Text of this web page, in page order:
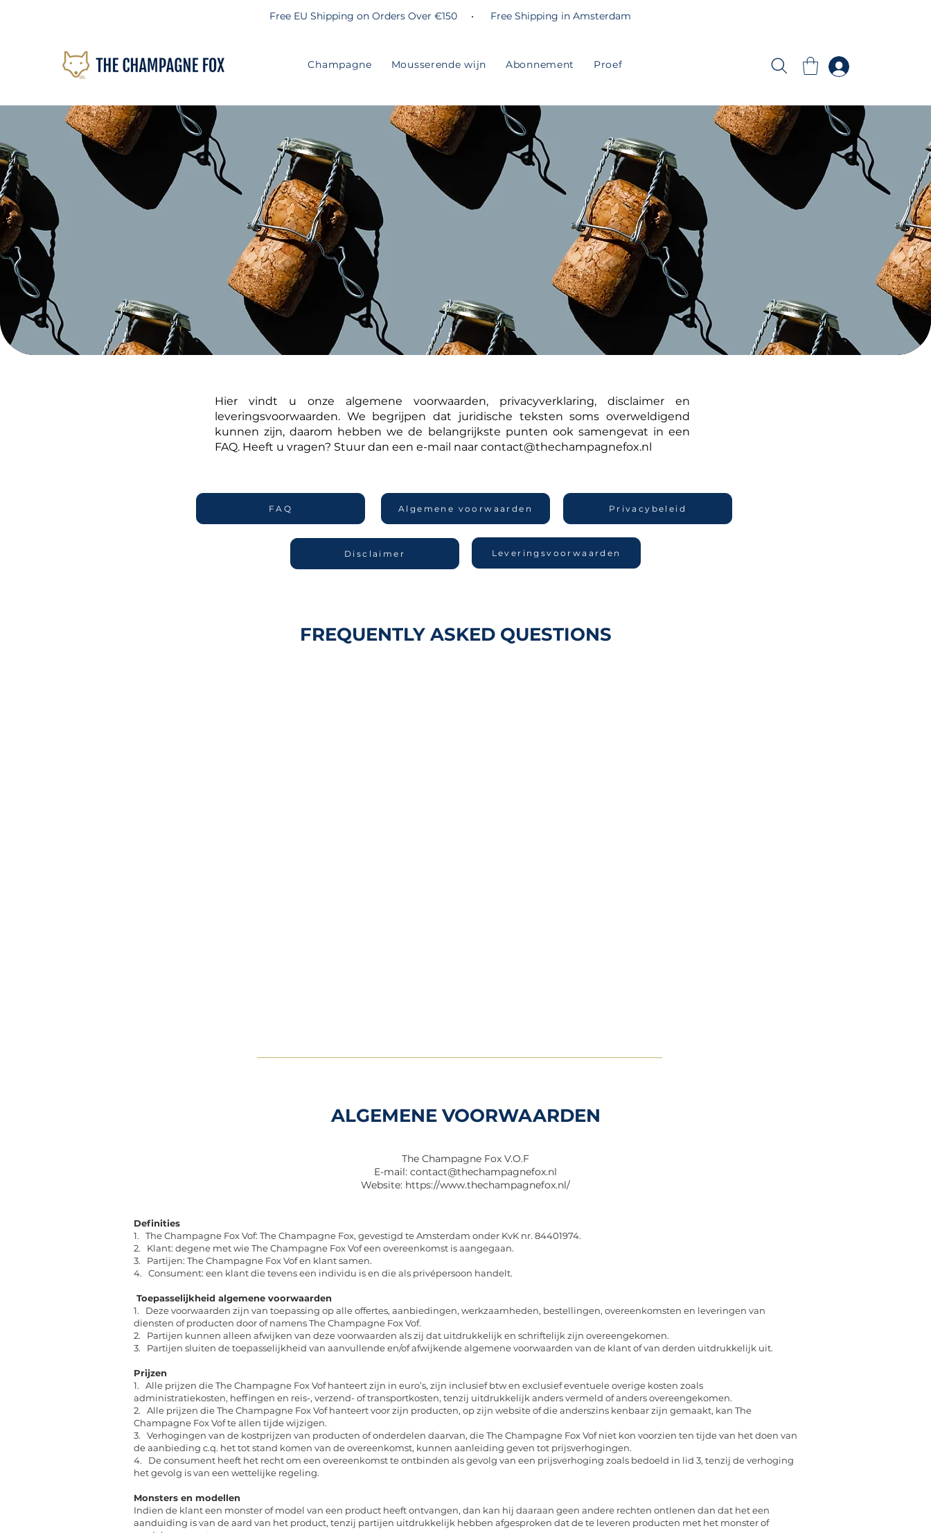
Free EU Shipping on Orders Over €150 • Free Shipping in Amsterdam
Champagne Mousserende wijn Abonnement Proef
FAQ & Voorwaarden
Hier vindt u onze algemene voorwaarden, privacyverklaring, disclaimer en
leveringsvoorwaarden. We begrijpen dat juridische teksten soms overweldigend
kunnen zijn, daarom hebben we de belangrijkste punten ook samengevat in een
FAQ. Heeft u vragen? Stuur dan een e-mail naar contact@thechampagnefox.nl
FAQ Algemene voorwaarden Privacybeleid
Disclaimer Leveringsvoorwaarden
FREQUENTLY ASKED QUESTIONS
ALGEMENE VOORWAARDEN
The Champagne Fox V.O.F
E-mail: contact@thechampagnefox.nl
Website: https://www.thechampagnefox.nl/
Definities
1. The Champagne Fox Vof: The Champagne Fox, gevestigd te Amsterdam onder KvK nr. 84401974.
2. Klant: degene met wie The Champagne Fox Vof een overeenkomst is aangegaan.
3. Partijen: The Champagne Fox Vof en klant samen.
4. Consument: een klant die tevens een individu is en die als privépersoon handelt.
Toepasselijkheid algemene voorwaarden
1. Deze voorwaarden zijn van toepassing op alle offertes, aanbiedingen, werkzaamheden, bestellingen, overeenkomsten en leveringen van
diensten of producten door of namens The Champagne Fox Vof.
2. Partijen kunnen alleen afwijken van deze voorwaarden als zij dat uitdrukkelijk en schriftelijk zijn overeengekomen.
3. Partijen sluiten de toepasselijkheid van aanvullende en/of afwijkende algemene voorwaarden van de klant of van derden uitdrukkelijk uit.
Prijzen
1. Alle prijzen die The Champagne Fox Vof hanteert zijn in euro’s, zijn inclusief btw en exclusief eventuele overige kosten zoals
administratiekosten, heffingen en reis-, verzend- of transportkosten, tenzij uitdrukkelijk anders vermeld of anders overeengekomen.
2. Alle prijzen die The Champagne Fox Vof hanteert voor zijn producten, op zijn website of die anderszins kenbaar zijn gemaakt, kan The
Champagne Fox Vof te allen tijde wijzigen.
3. Verhogingen van de kostprijzen van producten of onderdelen daarvan, die The Champagne Fox Vof niet kon voorzien ten tijde van het doen van
de aanbieding c.q. het tot stand komen van de overeenkomst, kunnen aanleiding geven tot prijsverhogingen.
4. De consument heeft het recht om een overeenkomst te ontbinden als gevolg van een prijsverhoging zoals bedoeld in lid 3, tenzij de verhoging
het gevolg is van een wettelijke regeling.
Monsters en modellen
Indien de klant een monster of model van een product heeft ontvangen, dan kan hij daaraan geen andere rechten ontlenen dan dat het een
aanduiding is van de aard van het product, tenzij partijen uitdrukkelijk hebben afgesproken dat de te leveren producten met het monster of